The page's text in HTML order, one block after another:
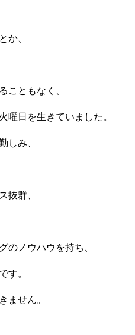
か、
こともなく、
曜日を生きていました。
しみ、
抜群、
のノウハウを持ち、
す。
ません。